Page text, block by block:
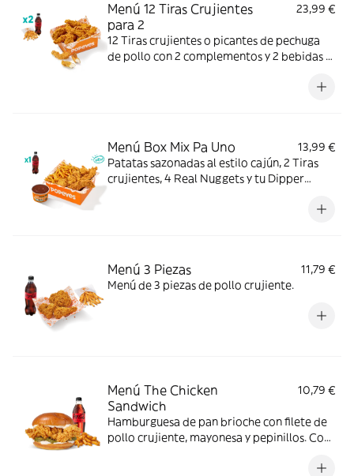
Menú 12 Tiras Crujientes
para 2
23,99 €
12 Tiras crujientes o picantes de pechuga
de pollo con 2 complementos y 2 bebidas a
Menú Box Mix Pa Uno
13,99 €
Patatas sazonadas al estilo cajún, 2 Tiras
crujientes, 4 Real Nuggets y tu Dipper
Menú 3 Piezas
11,79 €
Menú de 3 piezas de pollo crujiente.
Menú The Chicken
Sandwich
10,79 €
Hamburguesa de pan brioche con filete de
pollo crujiente, mayonesa y pepinillos. Con